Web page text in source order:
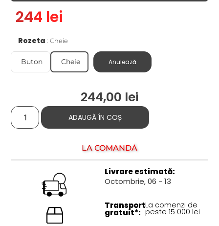
244 lei
Rozeta Cheie
Buton Cheie Anulează
244,00 lei
ADAUGĂ ÎN COȘ
LA COMANDĂ
Livrare estimată:
Octombrie, 06 - 13
Transport
gratuit*:
La comenzi de
peste 15 000 lei